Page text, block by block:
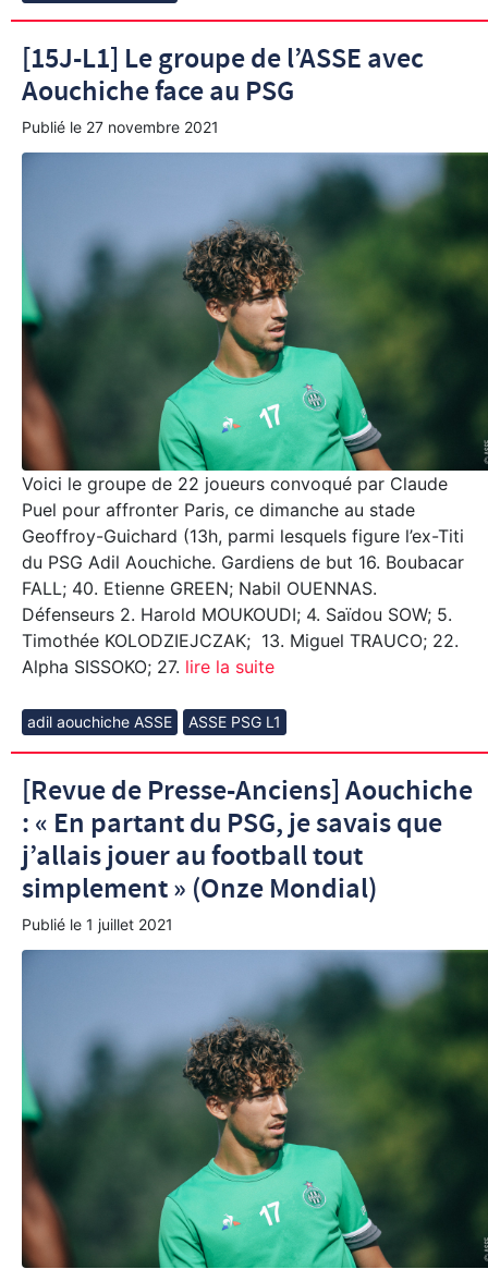
[15J-L1] Le groupe de l’ASSE avec
Aouchiche face au PSG
Publié le 27 novembre 2021
Voici le groupe de 22 joueurs convoqué par Claude
Puel pour affronter Paris, ce dimanche au stade
Geoffroy-Guichard (13h, parmi lesquels figure l’ex-Titi
du PSG Adil Aouchiche. Gardiens de but 16. Boubacar
FALL; 40. Etienne GREEN; Nabil OUENNAS.
Défenseurs 2. Harold MOUKOUDI; 4. Saïdou SOW; 5.
Timothée KOLODZIEJCZAK; 13. Miguel TRAUCO; 22.
Alpha SISSOKO; 27. lire la suite
adil aouchiche ASSE ASSE PSG L1
[Revue de Presse-Anciens] Aouchiche
: « En partant du PSG, je savais que
j’allais jouer au football tout
simplement » (Onze Mondial)
Publié le 1 juillet 2021